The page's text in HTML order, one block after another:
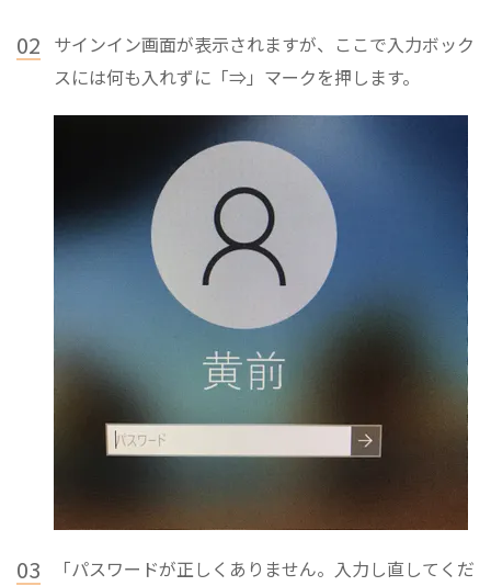
02 サインイン画面が表示されますが、ここで入力ボック
スには何も入れずに「⇒」マークを押します。
03
「パスワードが正しくありません。入力し直してくだ